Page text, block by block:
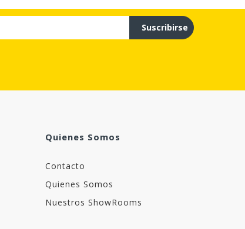
Suscribirse
Quienes Somos
Contacto
Quienes Somos
Nuestros ShowRooms